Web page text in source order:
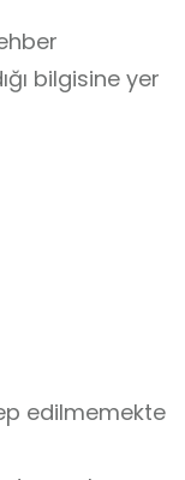
bilgisine yer
edilmemekte